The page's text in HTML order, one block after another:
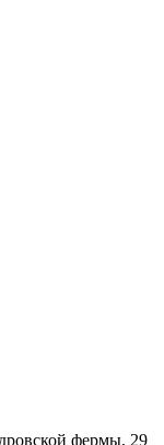
фермы, 29